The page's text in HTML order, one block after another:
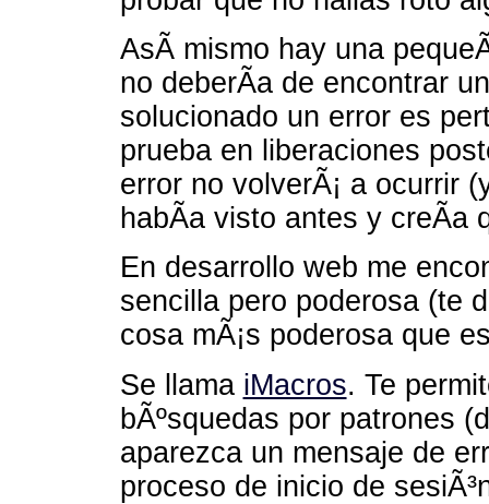
AsÃ­ mismo hay una
no deberÃ­a de encontrar
solucionado un error es
prueba en liberaciones
error no volverÃ¡ a ocurrir
habÃ­a visto antes y creÃ­a
En desarrollo web me
sencilla pero poderosa (te
cosa mÃ¡s poderosa que
Se llama iMacros. Te
bÃºsquedas por patrones
aparezca un mensaje de
proceso de inicio de